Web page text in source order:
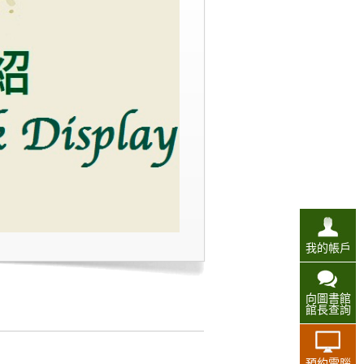
我的帳戶
向圖書館
館長查詢